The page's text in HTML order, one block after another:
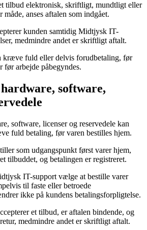
tilbud elektronisk, skriftligt, mundtligt eller
måde, anses aftalen som indgået.
kunden samtidig Midtjysk IT-
medmindre andet er skriftligt aftalt.
fuld eller delvis forudbetaling, før
før arbejde påbegyndes.
software,
software, licenser og reservedele kan
fuld betaling, før varen bestilles hjem.
som udgangspunkt først varer hjem,
tilbuddet, og betalingen er registreret.
IT-support vælge at bestille varer
til faste eller betroede
ikke på kundens betalingsforpligtelse.
et tilbud, er aftalen bindende, og
medmindre andet er skriftligt aftalt.